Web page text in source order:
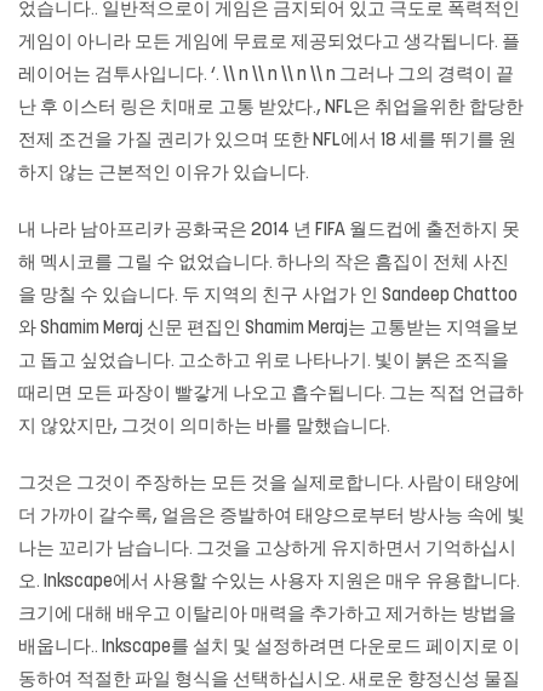
었습니다.. 일반적으로이 게임은 금지되어 있고 극도로 폭력적인
게임이 아니라 모든 게임에 무료로 제공되었다고 생각됩니다. 플
레이어는 검투사입니다. ‘. \\ n \\ n \\ n \\ n 그러나 그의 경력이 끝
난 후 이스터 링은 치매로 고통 받았다., NFL은 취업을위한 합당한
전제 조건을 가질 권리가 있으며 또한 NFL에서 18 세를 뛰기를 원
하지 않는 근본적인 이유가 있습니다.
내 나라 남아프리카 공화국은 2014 년 FIFA 월드컵에 출전하지 못
해 멕시코를 그릴 수 없었습니다. 하나의 작은 흠집이 전체 사진
을 망칠 수 있습니다. 두 지역의 친구 사업가 인 Sandeep Chattoo
와 Shamim Meraj 신문 편집인 Shamim Meraj는 고통받는 지역을보
고 돕고 싶었습니다. 고소하고 위로 나타나기. 빛이 붉은 조직을
때리면 모든 파장이 빨갛게 나오고 흡수됩니다. 그는 직접 언급하
지 않았지만, 그것이 의미하는 바를 말했습니다.
그것은 그것이 주장하는 모든 것을 실제로합니다. 사람이 태양에
더 가까이 갈수록, 얼음은 증발하여 태양으로부터 방사능 속에 빛
나는 꼬리가 남습니다. 그것을 고상하게 유지하면서 기억하십시
오. Inkscape에서 사용할 수있는 사용자 지원은 매우 유용합니다.
크기에 대해 배우고 이탈리아 매력을 추가하고 제거하는 방법을
배웁니다.. Inkscape를 설치 및 설정하려면 다운로드 페이지로 이
동하여 적절한 파일 형식을 선택하십시오. 새로운 향정신성 물질